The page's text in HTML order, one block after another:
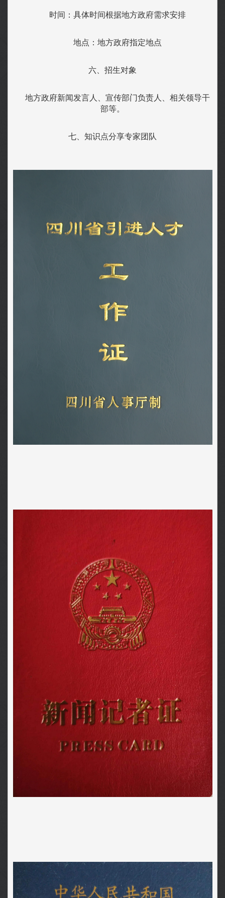
  时间：具体时间根据地方政府需求安排
  地点：地方政府指定地点
六、招生对象
部等。
七、知识点分享专家团队